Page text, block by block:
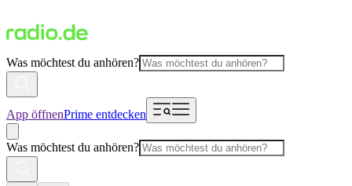
Was möchtest du anhören?
App öffnenPrime entdecken
Was möchtest du anhören?